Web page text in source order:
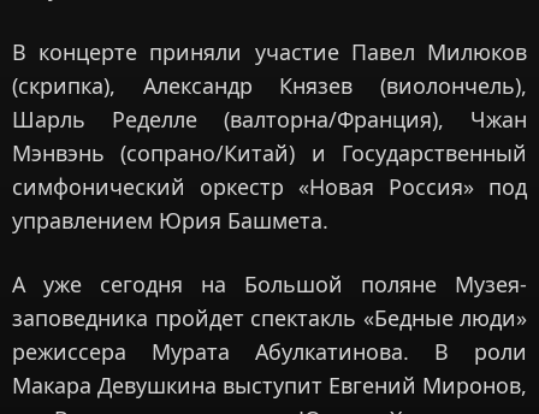
В концерте приняли участие Павел Милюков
(скрипка), Александр Князев (виолончель),
Шарль Ределле (валторна/Франция), Чжан
Мэнвэнь (сопрано/Китай) и Государственный
симфонический оркестр «Новая Россия» под
управлением Юрия Башмета.
А уже сегодня на Большой поляне Музея-
заповедника пройдет спектакль «Бедные люди»
режиссера Мурата Абулкатинова. В роли
Макара Девушкина выступит Евгений Миронов,